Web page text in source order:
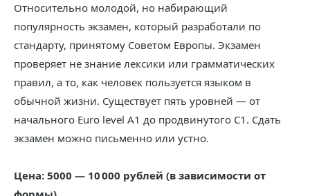
Относительно молодой, но набирающий
популярность экзамен, который разработали по
стандарту, принятому Советом Европы. Экзамен
проверяет не знание лексики или грамматических
правил, а то, как человек пользуется языком в
обычной жизни. Существует пять уровней — от
начального Euro level A1 до продвинутого C1. Сдать
экзамен можно письменно или устно.
Цена: 5000 — 10 000 рублей (в зависимости от